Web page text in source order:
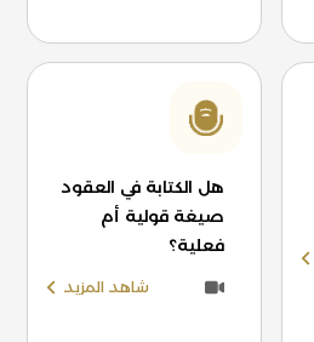
هل الكتابة في العقود
صيغة قولية أم
فعلية؟
شاهد المزيد